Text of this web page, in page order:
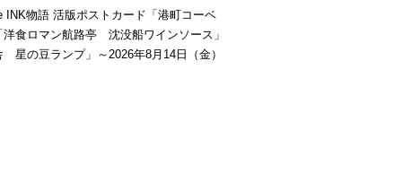
INK物語 活版ポストカード「港町コーベ
洋食ロマン航路亭 沈没船ワインソース」
星の豆ランプ」～2026年8月14日（金）